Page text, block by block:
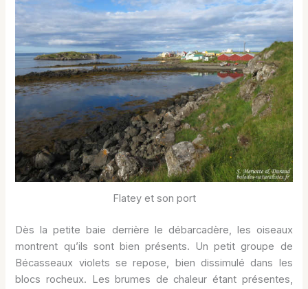
Flatey et son port
Dès la petite baie derrière le débarcadère, les oiseaux
montrent qu’ils sont bien présents. Un petit groupe de
Bécasseaux violets se repose, bien dissimulé dans les
blocs rocheux. Les brumes de chaleur étant présentes,